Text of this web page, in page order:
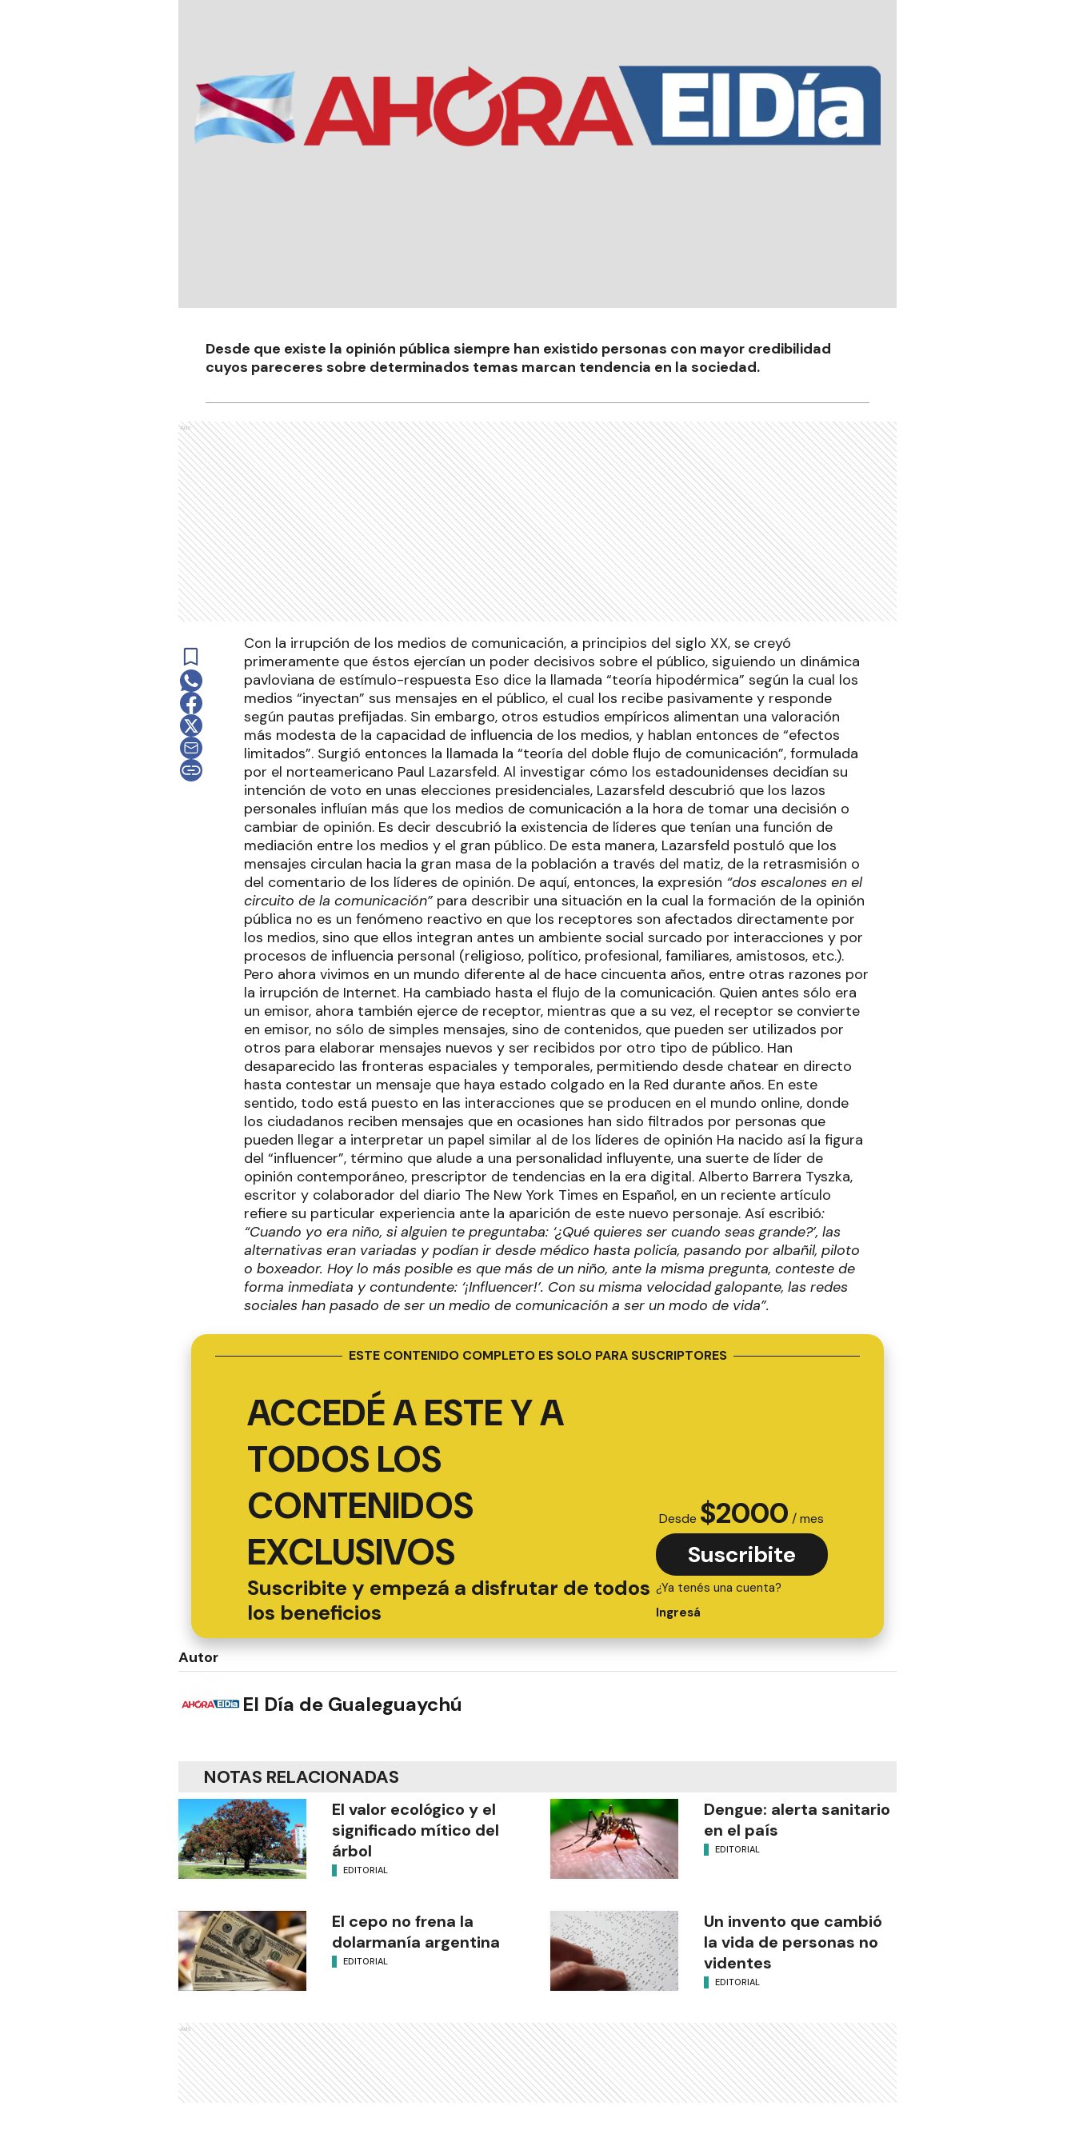
Desde que existe la opinión pública siempre han existido personas con mayor credibilidad
cuyos pareceres sobre determinados temas marcan tendencia en la sociedad.
Ads
Con la irrupción de los medios de comunicación, a principios del siglo XX, se creyó
primeramente que éstos ejercían un poder decisivos sobre el público, siguiendo un dinámica
pavloviana de estímulo-respuesta Eso dice la llamada “teoría hipodérmica” según la cual los
medios “inyectan” sus mensajes en el público, el cual los recibe pasivamente y responde
según pautas prefijadas. Sin embargo, otros estudios empíricos alimentan una valoración
más modesta de la capacidad de influencia de los medios, y hablan entonces de “efectos
limitados”. Surgió entonces la llamada la “teoría del doble flujo de comunicación”, formulada
por el norteamericano Paul Lazarsfeld. Al investigar cómo los estadounidenses decidían su
intención de voto en unas elecciones presidenciales, Lazarsfeld descubrió que los lazos
personales influían más que los medios de comunicación a la hora de tomar una decisión o
cambiar de opinión. Es decir descubrió la existencia de líderes que tenían una función de
mediación entre los medios y el gran público. De esta manera, Lazarsfeld postuló que los
mensajes circulan hacia la gran masa de la población a través del matiz, de la retrasmisión o
del comentario de los líderes de opinión. De aquí, entonces, la expresión “dos escalones en el
circuito de la comunicación” para describir una situación en la cual la formación de la opinión
pública no es un fenómeno reactivo en que los receptores son afectados directamente por
los medios, sino que ellos integran antes un ambiente social surcado por interacciones y por
procesos de influencia personal (religioso, político, profesional, familiares, amistosos, etc.).
Pero ahora vivimos en un mundo diferente al de hace cincuenta años, entre otras razones por
la irrupción de Internet. Ha cambiado hasta el flujo de la comunicación. Quien antes sólo era
un emisor, ahora también ejerce de receptor, mientras que a su vez, el receptor se convierte
en emisor, no sólo de simples mensajes, sino de contenidos, que pueden ser utilizados por
otros para elaborar mensajes nuevos y ser recibidos por otro tipo de público. Han
desaparecido las fronteras espaciales y temporales, permitiendo desde chatear en directo
hasta contestar un mensaje que haya estado colgado en la Red durante años. En este
sentido, todo está puesto en las interacciones que se producen en el mundo online, donde
los ciudadanos reciben mensajes que en ocasiones han sido filtrados por personas que
pueden llegar a interpretar un papel similar al de los líderes de opinión Ha nacido así la figura
del “influencer”, término que alude a una personalidad influyente, una suerte de líder de
opinión contemporáneo, prescriptor de tendencias en la era digital. Alberto Barrera Tyszka,
escritor y colaborador del diario The New York Times en Español, en un reciente artículo
refiere su particular experiencia ante la aparición de este nuevo personaje. Así escribió:
“Cuando yo era niño, si alguien te preguntaba: ‘¿Qué quieres ser cuando seas grande?’, las
alternativas eran variadas y podían ir desde médico hasta policía, pasando por albañil, piloto
o boxeador. Hoy lo más posible es que más de un niño, ante la misma pregunta, conteste de
forma inmediata y contundente: ‘¡Influencer!’. Con su misma velocidad galopante, las redes
sociales han pasado de ser un medio de comunicación a ser un modo de vida”.
ESTE CONTENIDO COMPLETO ES SOLO PARA SUSCRIPTORES
ACCEDÉ A ESTE Y A
TODOS LOS
CONTENIDOS
EXCLUSIVOS
Suscribite y empezá a disfrutar de todos
los beneficios
Desde $2000 / mes
Suscribite
¿Ya tenés una cuenta?
Ingresá
Autor
El Día de Gualeguaychú
NOTAS RELACIONADAS
El valor ecológico y el
significado mítico del
árbol
EDITORIAL
Dengue: alerta sanitario
en el país
EDITORIAL
El cepo no frena la
dolarmanía argentina
EDITORIAL
Un invento que cambió
la vida de personas no
videntes
EDITORIAL
Ads